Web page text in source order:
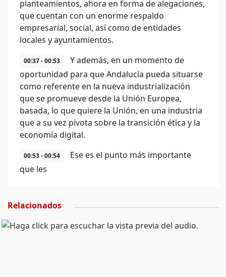
planteamientos, ahora en forma de alegaciones,
que cuentan con un enorme respaldo
empresarial, social, así como de entidades
locales y ayuntamientos.
00:37 - 00:53
Y además, en un momento de
oportunidad para que Andalucía pueda situarse
como referente en la nueva industrialización
que se promueve desde la Unión Europea,
basada, lo que quiere la Unión, en una industria
que a su vez pivota sobre la transición ética y la
economía digital.
00:53 - 00:54
Ese es el punto más importante
que les
Relacionados